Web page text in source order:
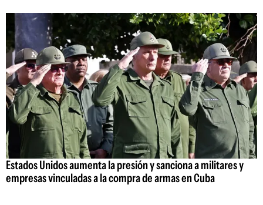
Estados Unidos aumenta la presión y sanciona a militares y
empresas vinculadas a la compra de armas en Cuba